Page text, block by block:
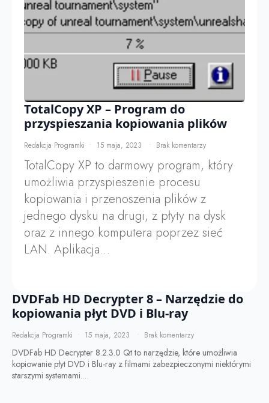
TotalCopy XP – Program do
przyspieszania kopiowania plików
Redakcja Programki 15 maja, 2023 Brak komentarzy
TotalCopy XP to darmowy program, który
umożliwia przyspieszenie procesu
kopiowania i przenoszenia plików z
jednego dysku na drugi, z płyty na dysk
oraz z innego komputera poprzez sieć
LAN. Aplikacja…
DVDFab HD Decrypter 8 – Narzędzie do
kopiowania płyt DVD i Blu-ray
Redakcja Programki 15 maja, 2023 Brak komentarzy
DVDFab HD Decrypter 8.2.3.0 Qt to narzędzie, które umożliwia
kopiowanie płyt DVD i Blu-ray z filmami zabezpieczonymi niektórymi
starszymi systemami.…